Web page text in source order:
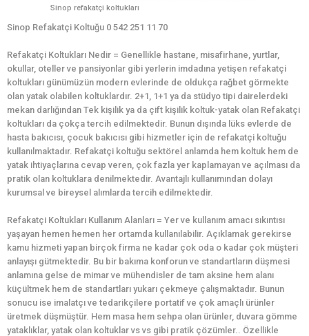
Sinop refakatçi koltukları
Sinop Refakatçi Koltuğu 0 542 251 11 70
Refakatçi Koltukları Nedir = Genellikle hastane, misafirhane, yurtlar,
okullar, oteller ve pansiyonlar gibi yerlerin imdadına yetişen refakatçi
koltukları günümüzün modern evlerinde de oldukça rağbet görmekte
olan yatak olabilen koltuklardır. 2+1, 1+1 ya da stüdyo tipi dairelerdeki
mekan darlığından Tek kişilik ya da çift kişilik koltuk-yatak olan Refakatçi
koltukları da çokça tercih edilmektedir. Bunun dışında lüks evlerde de
hasta bakıcısı, çocuk bakıcısı gibi hizmetler için de refakatçi koltuğu
kullanılmaktadır. Refakatçi koltuğu sektörel anlamda hem koltuk hem de
yatak ihtiyaçlarına cevap veren, çok fazla yer kaplamayan ve açılması da
pratik olan koltuklara denilmektedir. Avantajlı kullanımından dolayı
kurumsal ve bireysel alımlarda tercih edilmektedir.
Refakatçi Koltukları Kullanım Alanları = Yer ve kullanım amacı sıkıntısı
yaşayan hemen hemen her ortamda kullanılabilir. Açıklamak gerekirse
kamu hizmeti yapan birçok firma ne kadar çok oda o kadar çok müşteri
anlayışı gütmektedir. Bu bir bakıma konforun ve standartların düşmesi
anlamına gelse de mimar ve mühendisler de tam aksine hem alanı
küçültmek hem de standartları yukarı çekmeye çalışmaktadır. Bunun
sonucu ise imalatçı ve tedarikçilere portatif ve çok amaçlı ürünler
üretmek düşmüştür. Hem masa hem sehpa olan ürünler, duvara gömme
yataklıklar, yatak olan koltuklar vs vs gibi pratik çözümler.. Özellikle